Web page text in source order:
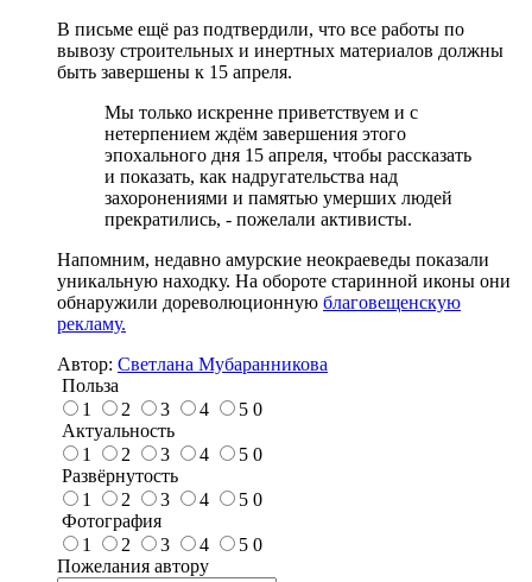
В письме ещё раз подтвердили, что все работы по
вывозу строительных и инертных материалов должны
быть завершены к 15 апреля.
Мы только искренне приветствуем и с
нетерпением ждём завершения этого
эпохального дня 15 апреля, чтобы рассказать
и показать, как надругательства над
захоронениями и памятью умерших людей
прекратились, - пожелали активисты.
Напомним, недавно амурские неокраеведы показали
уникальную находку. На обороте старинной иконы они
обнаружили дореволюционную благовещенскую
рекламу.
Автор: Светлана Мубаранникова
Польза
1
2 3 4 5 0
Актуальность
1
2 3 4 5 0
Развёрнутость
1
2 3 4 5 0
Фотография
1
2 3 4 5 0
Пожелания автору